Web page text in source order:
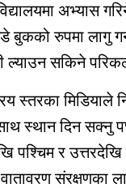
अभ्यास
बुकको रुपमा लागु
ल्याउन सकिने
स्तरका मिडियाले
स्थान दिन सक्नु
पश्चिम र
संरक्षणका